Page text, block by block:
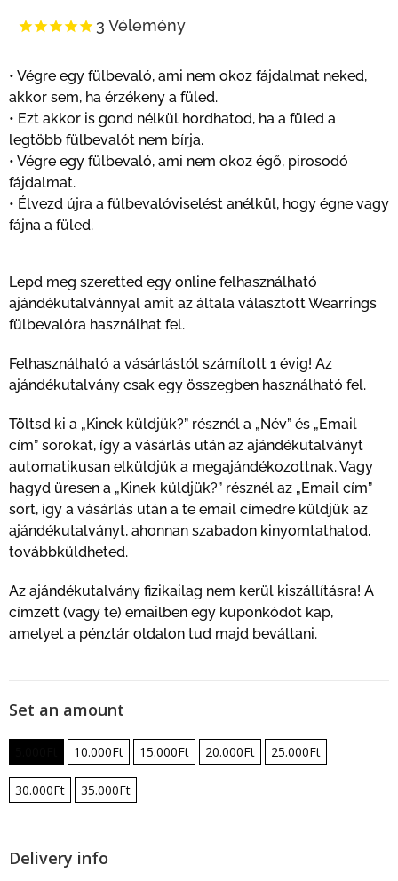
3 Vélemény
• Végre egy fülbevaló, ami nem okoz fájdalmat neked,
akkor sem, ha érzékeny a füled.
• Ezt akkor is gond nélkül hordhatod, ha a füled a
legtöbb fülbevalót nem bírja.
• Végre egy fülbevaló, ami nem okoz égő, pirosodó
fájdalmat.
• Élvezd újra a fülbevalóviselést anélkül, hogy égne vagy
fájna a füled.
Lepd meg szeretted egy online felhasználható
ajándékutalvánnyal amit az általa választott Wearrings
fülbevalóra használhat fel.
Felhasználható a vásárlástól számított 1 évig! Az
ajándékutalvány csak egy összegben használható fel.
Töltsd ki a „Kinek küldjük?” résznél a „Név” és „Email
cím” sorokat, így a vásárlás után az ajándékutalványt
automatikusan elküldjük a megajándékozottnak. Vagy
hagyd üresen a „Kinek küldjük?” résznél az „Email cím”
sort, így a vásárlás után a te email címedre küldjük az
ajándékutalványt, ahonnan szabadon kinyomtathatod,
továbbküldheted.
Az ajándékutalvány fizikailag nem kerül kiszállításra! A
címzett (vagy te) emailben egy kuponkódot kap,
amelyet a pénztár oldalon tud majd beváltani.
Set an amount
10.000Ft 15.000Ft 20.000Ft 25.000Ft
30.000Ft 35.000Ft
Delivery info